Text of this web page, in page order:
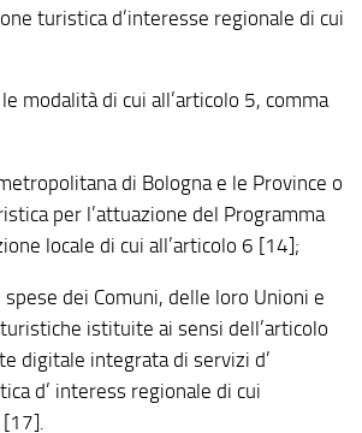
turistica d’interesse regionale di cui
modalità di cui all’articolo 5, comma
di Bologna e le Province o
per l’attuazione del Programma
locale di cui all’articolo 6 [14];
dei Comuni, delle loro Unioni e
istituite ai sensi dell’articolo
digitale integrata di servizi d’
d’ interess regionale di cui